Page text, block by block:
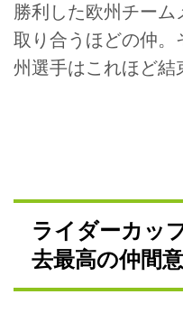
勝利した欧州チー
取り合うほどの仲。
州選手はこれほど結
ライダーカッ
去最高の仲間